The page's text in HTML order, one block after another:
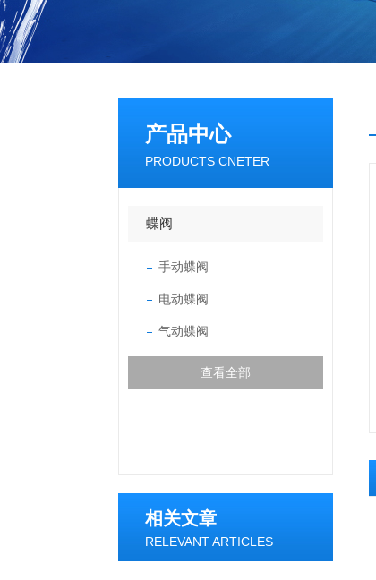
产品中心
PRODUCTS CNETER
蝶阀
手动蝶阀
电动蝶阀
气动蝶阀
查看全部
相关文章
RELEVANT ARTICLES